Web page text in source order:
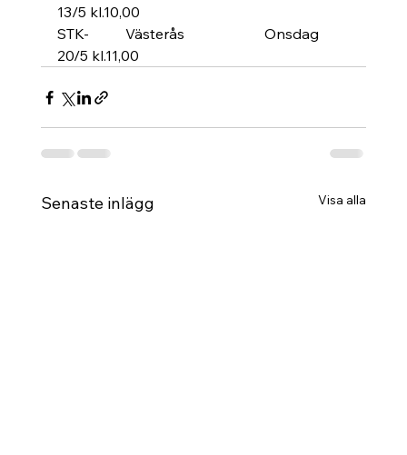
13/5 kl.10,00
STK-          Västerås                      Onsdag
20/5 kl.11,00
Senaste inlägg Visa alla